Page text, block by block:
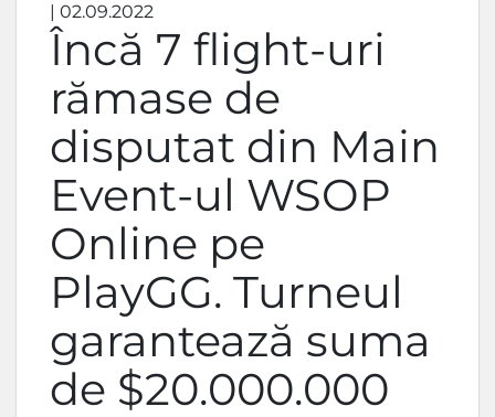
| 02.09.2022
Încă 7 flight-uri
rămase de
disputat din Main
Event-ul WSOP
Online pe
PlayGG. Turneul
garantează suma
de $20.000.000